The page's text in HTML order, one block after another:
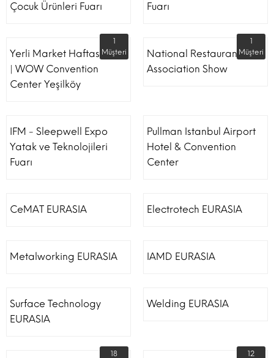
Çocuk Ürünleri Fuarı
Fuarı
Yerli Market Haftası Fuarı
| WOW Convention
Center Yeşilköy
1
Müşteri
National Restaurant
Association Show
1
Müşteri
IFM - Sleepwell Expo
Yatak ve Teknolojileri
Fuarı
Pullman Istanbul Airport
Hotel & Convention
Center
CeMAT EURASIA Electrotech EURASIA
Metalworking EURASIA IAMD EURASIA
Surface Technology
EURASIA
Welding EURASIA
18
12